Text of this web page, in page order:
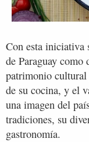
Con esta iniciativa
de Paraguay como
patrimonio
de su cocina, y el
una imagen del
tradiciones, su
gastronomía.